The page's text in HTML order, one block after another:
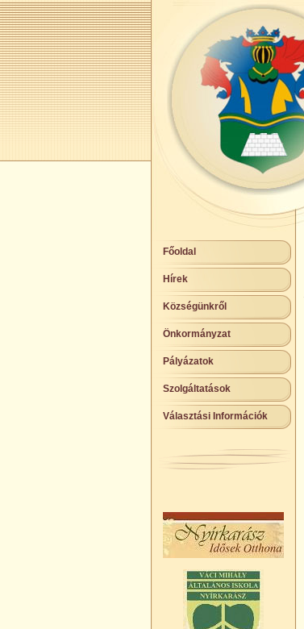
Főoldal
Hírek
Községünkről
Önkormányzat
Pályázatok
Szolgáltatások
Választási Információk